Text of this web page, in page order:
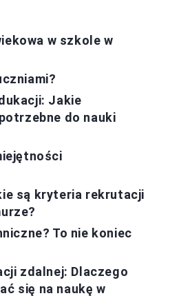
w szkole w
Jakie
do nauki
są kryteria rekrutacji
To nie koniec
zdalnej: Dlaczego
się na naukę w